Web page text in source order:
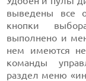
выведены все
кнопки
выполнено и
нем имеются
команды
раздел меню